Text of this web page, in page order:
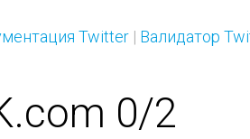
Twitter | Валидатор
0/2